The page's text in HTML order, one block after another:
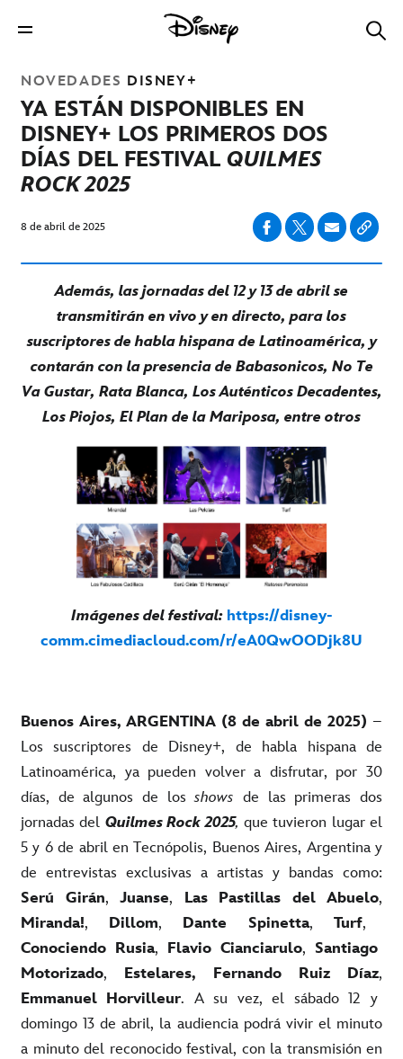
NOVEDADES DISNEY+
YA ESTÁN DISPONIBLES EN
DISNEY+ LOS PRIMEROS DOS
DÍAS DEL FESTIVAL QUILMES
ROCK 2025
8 de abril de 2025
Además, las jornadas del 12 y 13 de abril se
transmitirán en vivo y en directo, para los
suscriptores de habla hispana de Latinoamérica, y
contarán con la presencia de Babasonicos, No Te
Va Gustar, Rata Blanca, Los Auténticos Decadentes,
Los Piojos, El Plan de la Mariposa, entre otros
Imágenes del festival: https://disney-
comm.cimediacloud.com/r/eA0QwOODjk8U
Buenos Aires, ARGENTINA (8 de abril de 2025) –
Los suscriptores de Disney+, de habla hispana de
Latinoamérica, ya pueden volver a disfrutar, por 30
días, de algunos de losshows de las primeras dos
jornadas del Quilmes Rock 2025, que tuvieron lugar el
5 y 6 de abril en Tecnópolis, Buenos Aires, Argentina y
de entrevistas exclusivas a artistas y bandas como:
Serú Girán, Juanse, Las Pastillas del Abuelo,
Miranda!, Dillom, Dante Spinetta, Turf,
Conociendo Rusia, Flavio Cianciarulo, Santiago
Motorizado, Estelares, Fernando Ruiz Díaz,
Emmanuel Horvilleur. A su vez, el sábado 12 y
domingo 13 de abril, la audiencia podrá vivir el minuto
a minuto del reconocido festival, con la transmisión en